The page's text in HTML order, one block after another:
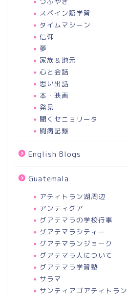
スペイン語学習
タイムマシーン
信仰
夢
家族＆地元
心と会話
思い出話
本・映画
発見
聞くセニョリータ
闘病記録
English Blogs
Guatemala
アティトラン湖周辺
アンティグア
グアテマラの学校行事
グアテマラシティー
グアテマランジョーク
グアテマラ人について
グアテマラ学習塾
サラマ
サンティアゴアティトラン